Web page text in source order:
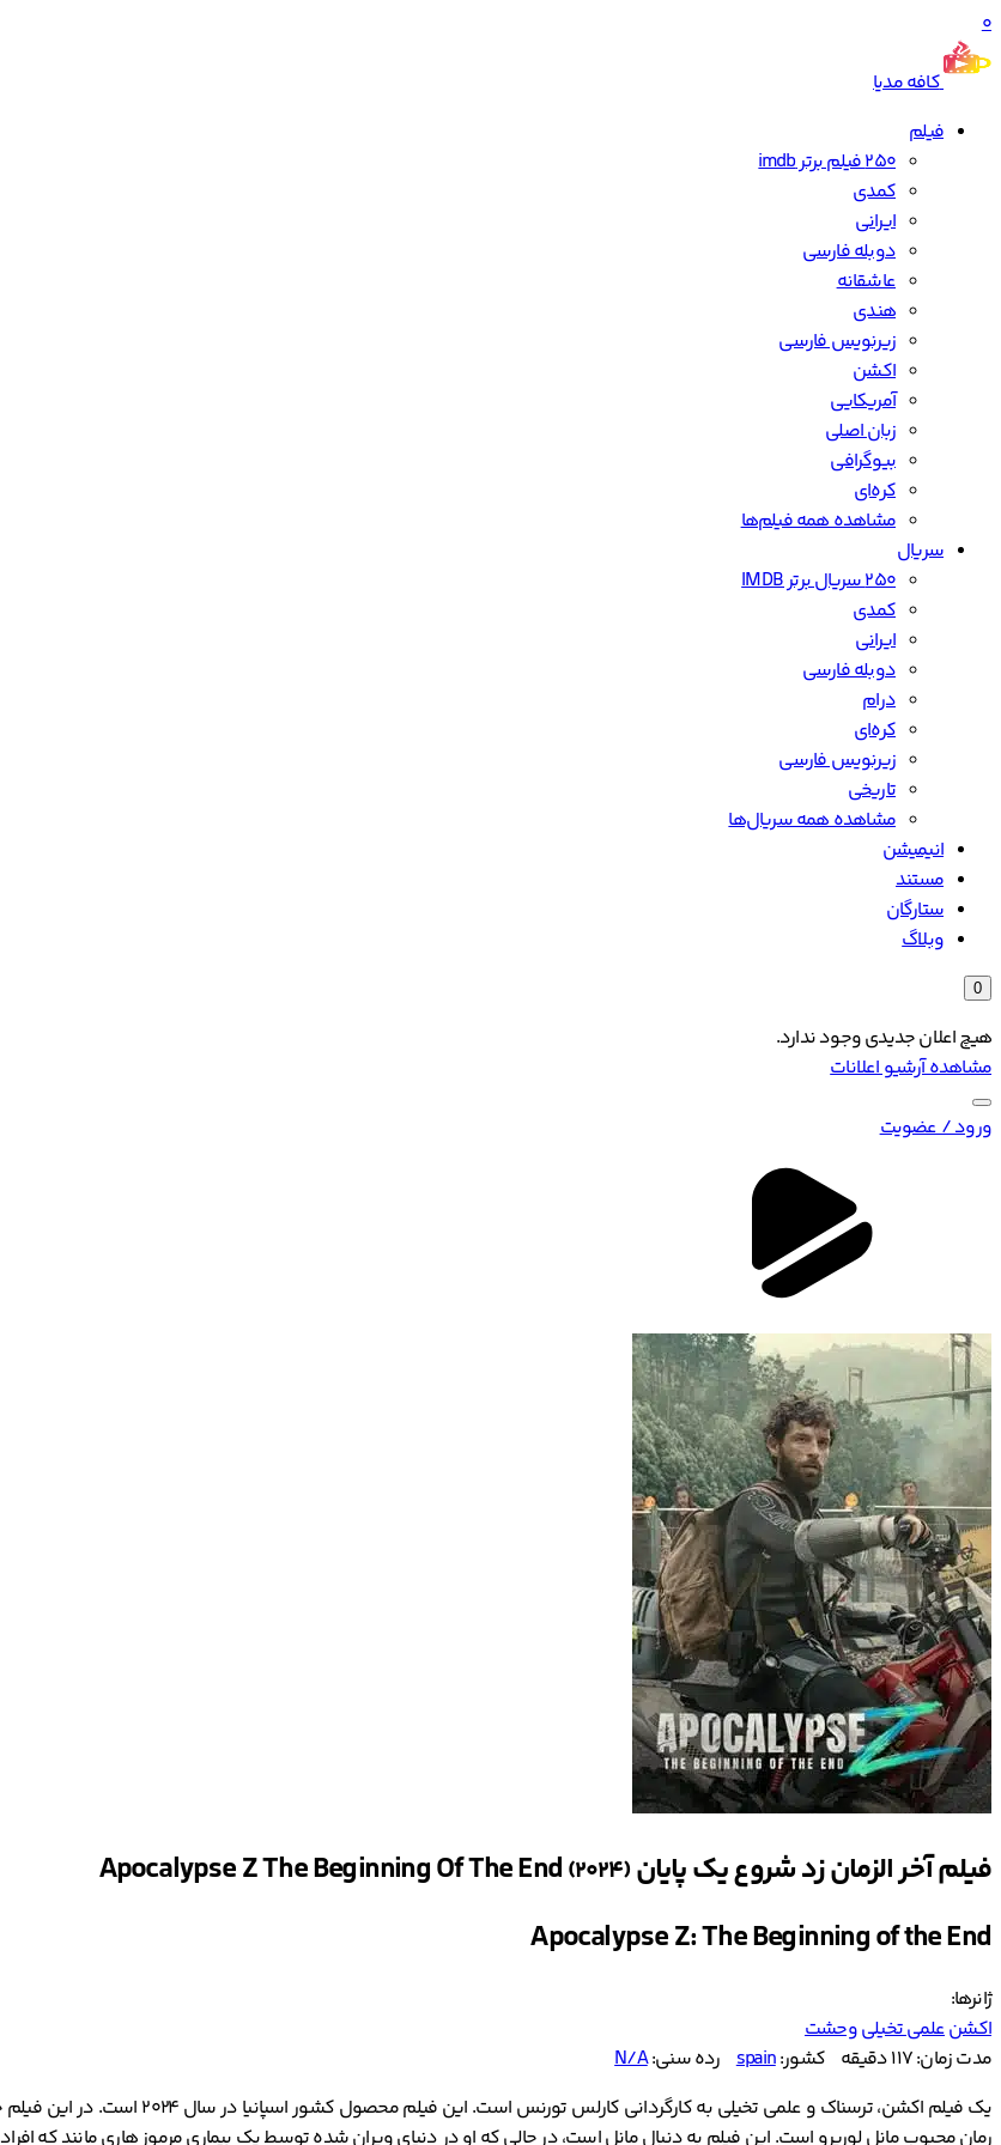
0
کافه مدیا
فیلم
250 فیلم برتر imdb
کمدی
ایرانی
دوبله فارسی
عاشقانه
هندی
زیرنویس فارسی
اکشن
آمریکایی
زبان اصلی
بیوگرافی
کره‌ای
مشاهده همه فیلم‌ها
سریال
۲۵۰ سریال برتر IMDB
کمدی
ایرانی
دوبله فارسی
درام
کره‌ای
زیرنویس فارسی
تاریخی
مشاهده همه سریال‌ها
انیمیشن
مستند
ستارگان
وبلاگ
0
هیچ اعلان جدیدی وجود ندارد.
مشاهده آرشیو اعلانات
ورود / عضویت
فیلم آخر الزمان زد شروع یک پایان Apocalypse Z The Beginning Of The End(2024)
Apocalypse Z: The Beginning of the End
ژانرها:
اکشنعلمی تخیلیوحشت
مدت زمان: 117 دقیقه
کشور:spain رده سنی:N/A
یک فیلم اکشن، ترسناک و علمی تخیلی
رمان محبوب مانل لوریرو است. این فیلم به دنبال مانل‌ است، در حالی که او در دنیای ویران شده توسط یک بیماری مرموز هاری مانند که